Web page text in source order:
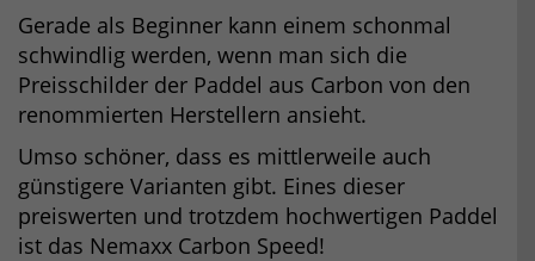
Gerade als Beginner kann einem schonmal
schwindlig werden, wenn man sich die
Preisschilder der Paddel aus Carbon von den
renommierten Herstellern ansieht.
Umso schöner, dass es mittlerweile auch
günstigere Varianten gibt. Eines dieser
preiswerten und trotzdem hochwertigen Paddel
ist das Nemaxx Carbon Speed!